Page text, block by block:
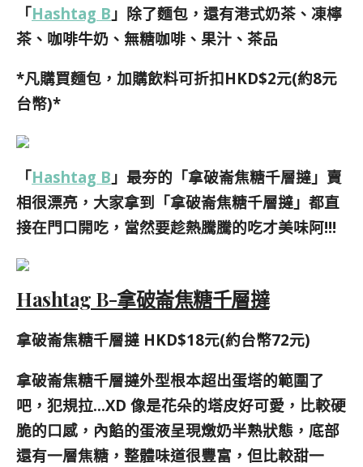
「Hashtag B 」除了麵包，還有港式奶茶、凍檸
茶、咖啡牛奶、無糖咖啡、果汁、茶品
*凡購買麵包，加購飲料可折扣HKD$2元(約8元
台幣)*
「Hashtag B 」最夯的「拿破崙焦糖千層撻」賣
相很漂亮， 大家拿到「拿破崙焦糖千層撻」都直
接在門口開吃，當然要趁熱騰騰的吃才美味阿!!!
Hashtag B-拿破崙焦糖千層撻
拿破崙焦糖千層撻 HKD$18元(約台幣72元)
拿破崙焦糖千層撻外型根本超出蛋塔的範圍了
吧，犯規拉…XD 像是花朵的塔皮好可愛，比較硬
脆的口感，內餡的蛋液呈現燉奶半熟狀態，底部
還有一層焦糖，整體味道很豐富，但比較甜一